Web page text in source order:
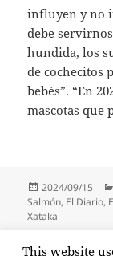
influyen y no
debe
hundida, los
de cochecitos
bebés”. “En
mascotas que
Publicado
el
2024/09/15
Salmón, El Diario,
Xataka
Paginación
This website